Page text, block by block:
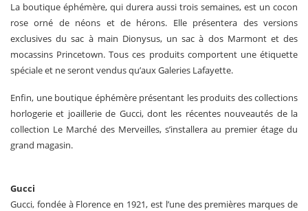
La boutique éphémère, qui durera aussi trois semaines, est un cocon
rose orné de néons et de hérons. Elle présentera des versions
exclusives du sac à main Dionysus, un sac à dos Marmont et des
mocassins Princetown. Tous ces produits comportent une étiquette
spéciale et ne seront vendus qu’aux Galeries Lafayette.
Enfin, une boutique éphémère présentant les produits des collections
horlogerie et joaillerie de Gucci, dont les récentes nouveautés de la
collection Le Marché des Merveilles, s’installera au premier étage du
grand magasin.
Gucci
Gucci, fondée à Florence en 1921, est l’une des premières marques de